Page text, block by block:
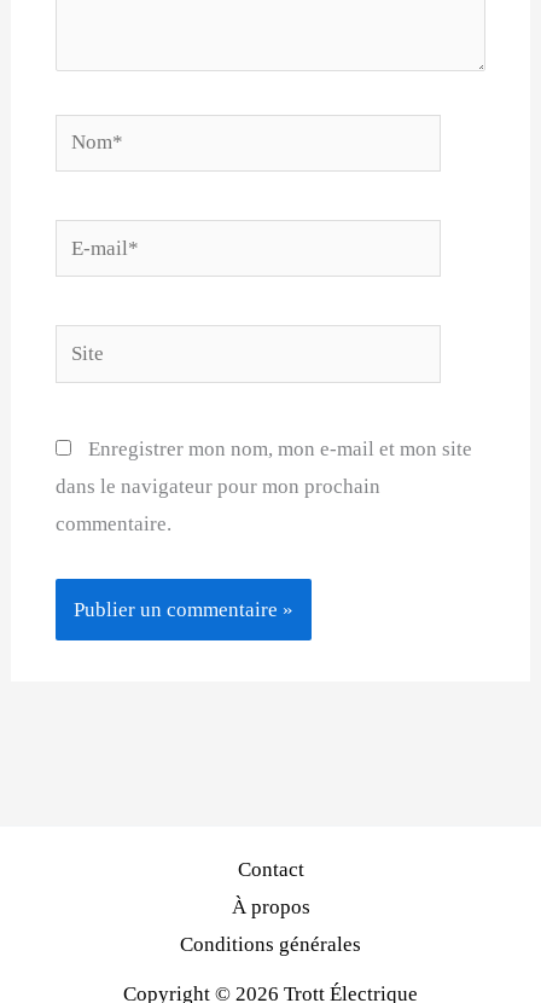
Nom*
E-
mail*
Site
Enregistrer mon nom, mon e-mail et mon site
dans le navigateur pour mon prochain
commentaire.
Contact
À propos
Conditions générales
Copyright © 2026 Trott Électrique